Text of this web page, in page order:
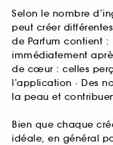
Selon le nombre
peut créer
de Parfum contient :
immédiatement
de cœur : celles
l’application · Des
la peau et
Bien que chaque
idéale, en général